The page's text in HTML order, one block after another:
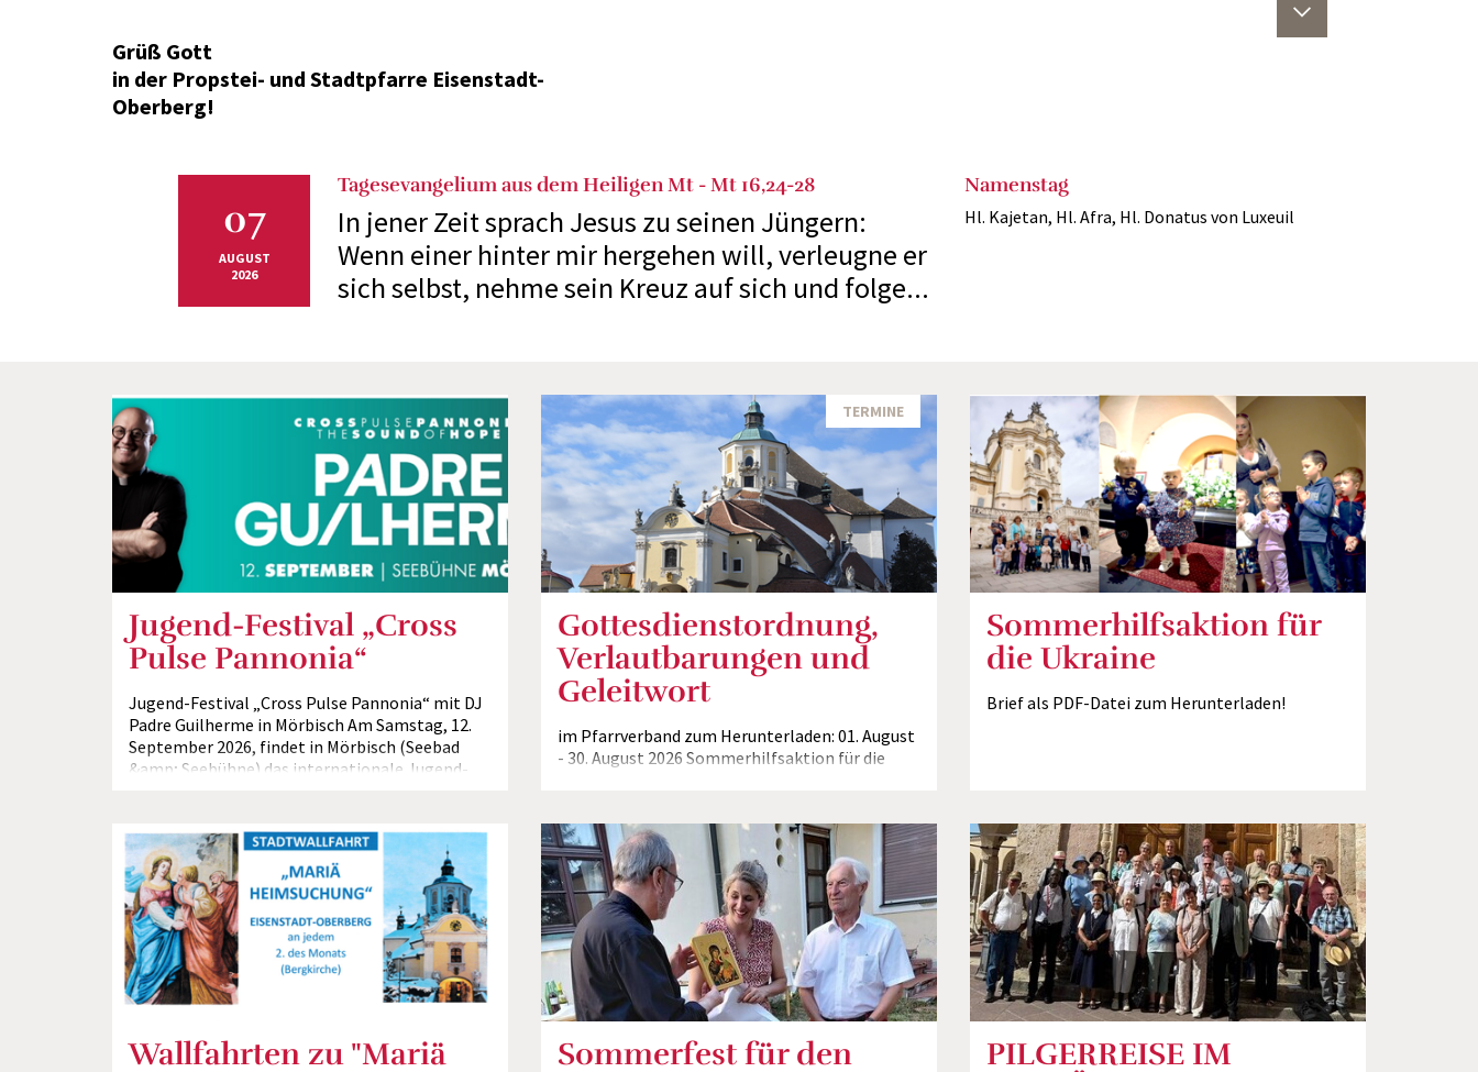
Grüß Gott
in der Propstei- und Stadtpfarre Eisenstadt-
Oberberg!
07
AUGUST
2026
Tagesevangelium aus dem Heiligen Mt - Mt 16,24-28
In jener Zeit sprach Jesus zu seinen Jüngern:
Wenn einer hinter mir hergehen will, verleugne er
sich selbst, nehme sein Kreuz auf sich und folge...
Namenstag
Hl. Kajetan, Hl. Afra, Hl. Donatus von Luxeuil
Jugend-Festival „Cross
Pulse Pannonia“
Jugend-Festival „Cross Pulse Pannonia“ mit DJ
Padre Guilherme in Mörbisch Am Samstag, 12.
September 2026, findet in Mörbisch (Seebad
&amp; Seebühne) das internationale Jugend-
TERMINE
Gottesdienstordnung,
Verlautbarungen und
Geleitwort
im Pfarrverband zum Herunterladen: 01. August
- 30. August 2026 Sommerhilfsaktion für die
Sommerhilfsaktion für
die Ukraine
Brief als PDF-Datei zum Herunterladen!
Wallfahrten zu "Mariä
Sommerfest für den
PILGERREISE IM